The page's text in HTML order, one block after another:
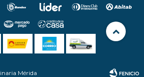
Mérida